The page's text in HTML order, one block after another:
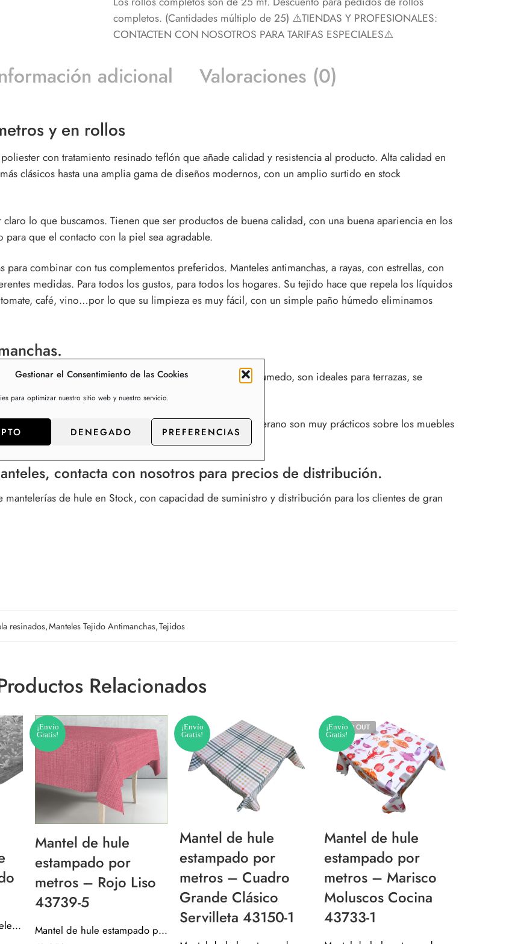
Gestionar el Consentimiento de las Cookies
para optimizar nuestro sitio web y nuestro servicio.
DENEGADO PREFERENCIAS
completos. (Cantidades múltiplo de 25) ⚠️TIENDAS Y PROFESIONALES:
CONTACTEN CON NOSOTROS PARA TARIFAS ESPECIALES⚠️
adicional Valoraciones (0)
y en rollos
con tratamiento resinado teflón que añade calidad y resistencia al producto. Alta calidad en
clásicos hasta una amplia gama de diseños modernos, con un amplio surtido en stock
lo que buscamos. Tienen que ser productos de buena calidad, con una buena apariencia en los
que el contacto con la piel sea agradable.
combinar con tus complementos preferidos. Manteles antimanchas, a rayas, con estrellas, con
medidas. Para todos los gustos, para todos los hogares. Su tejido hace que repela los líquidos
café, vino…por lo que su limpieza es muy fácil, con un simple paño húmedo eliminamos
prácticos: se pueden limpiar fácilmente con un paño húmedo, son ideales para terrazas, se
cumpleaños.
y nos ahorran colada de manteles cada semana. En verano son muy prácticos sobre los muebles
de comedor y cocina.
contacta con nosotros para precios de distribución.
de hule en Stock, con capacidad de suministro y distribución para los clientes de gran
resinados,Manteles Tejido Antimanchas,Tejidos
Relacionados
Mantel de hule damasco elegante navidad – Plateado 40104-4
¡Envío
Gratis!
Mantel de hule
estampado por
metros – Rojo Liso
43739-5
Mantel de hule estampado por metros – Rojo Liso 43739-5
¡Envío
Gratis!
Mantel de hule
estampado por
metros – Cuadro
Grande Clásico
Servilleta 43150-1
¡Envío
Gratis!
SOLD OUT
Mantel de hule
estampado por
metros – Marisco
Moluscos Cocina
43733-1